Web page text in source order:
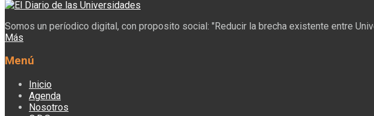
Somos un períodico digital, con proposito social: "Reducir la brecha existente entre
Más
Menú
Inicio
Agenda
Nosotros